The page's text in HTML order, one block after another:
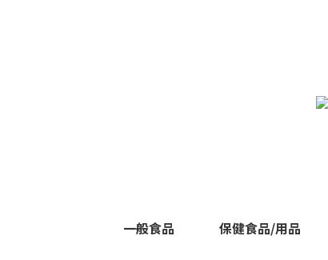
一般食品 保健食品/用品